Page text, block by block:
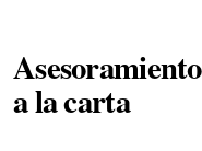
a la carta